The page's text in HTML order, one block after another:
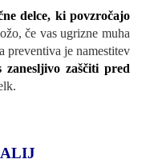
delce, ki povzročajo
če vas ugrizne muha
preventiva je namestitev
zanesljivo zaščiti pred